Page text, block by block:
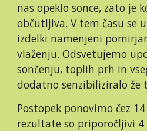
nas opeklo sonce, zato je
občutljiva. V tem času se
izdelki namenjeni
vlaženju. Odsvetujemo
sončenju, toplih prh in
dodatno senzibiliziralo že
Postopek ponovimo čez
rezultate so priporočljivi 4